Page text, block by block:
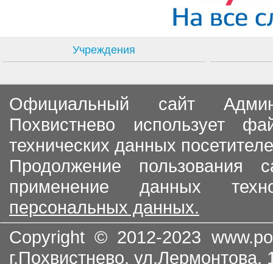
Учреждения
Официальный сайт
Похвистнево использует
технических данных
Продолжение пользования
применение данных
персональных данных.
Copyright © 2012-2023
г.Похвистнево, ул.Лермонтова,